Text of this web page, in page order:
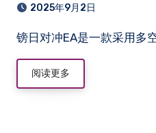
2025年9月2日
镑日对冲EA是一款采用
阅读更多